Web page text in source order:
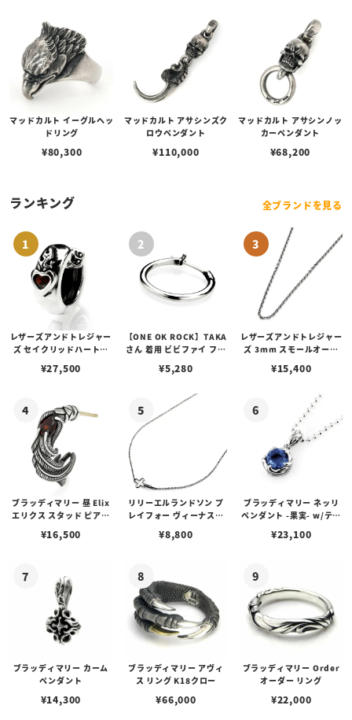
マッドカルト イーグルヘッ
ドリング
¥80,300
マッドカルト アサシンズク
ロウペンダント
¥110,000
マッドカルト アサシンノッ
カーペンダント
¥68,200
ランキング 全ブランドを見る
レザーズアンドトレジャー
ズ セイクリッドハートピ
¥27,500
【ONE OK ROCK】TAKA
さん 着用 ビビファイ フー
¥5,280
レザーズアンドトレジャー
ズ 3mm スモールオーバ
ブスタークラスプ＆LTロ
¥15,400
ブラッディマリー 昼 Elix
エリクス スタッド ピアス
¥16,500
リリーエルランドソン プ
レイフォー ヴィーナスチ
¥8,800
ブラッディマリー ネッリ
ペンダント -果実- w/ティ
¥23,100
ブラッディマリー カーム
ペンダント
¥14,300
ブラッディマリー アヴィ
ス リング K18クロー
¥66,000
ブラッディマリー Order
オーダー リング
¥22,000